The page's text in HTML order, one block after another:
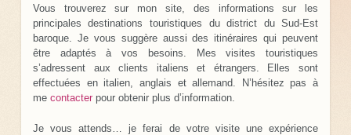
Vous trouverez sur mon site, des informations sur les
principales destinations touristiques du district du Sud-Est
baroque. Je vous suggère aussi des itinéraires qui peuvent
être adaptés à vos besoins. Mes visites touristiques
s’adressent aux clients italiens et étrangers. Elles sont
effectuées en italien, anglais et allemand. N’hésitez pas à
me contacterpour obtenir plus d’information.
Je vous attends… je ferai de votre visite une expérience